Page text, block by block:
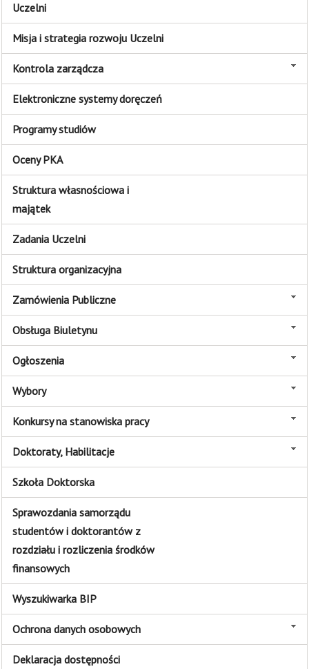
Uczelni
Misja i strategia rozwoju Uczelni
Kontrola zarządcza
Elektroniczne systemy doręczeń
Programy studiów
Oceny PKA
Struktura własnościowa i
majątek
Zadania Uczelni
Struktura organizacyjna
Zamówienia Publiczne
Obsługa Biuletynu
Ogłoszenia
Wybory
Konkursy na stanowiska pracy
Doktoraty, Habilitacje
Szkoła Doktorska
Sprawozdania samorządu
studentów i doktorantów z
rozdziału i rozliczenia środków
finansowych
Wyszukiwarka BIP
Ochrona danych osobowych
Deklaracja dostępności